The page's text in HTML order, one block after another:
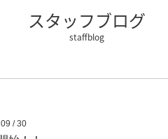
スタッフブログ
/ 30